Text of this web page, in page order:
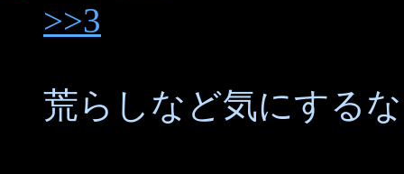
>>3
荒らしなど気にする